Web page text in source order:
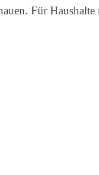
Für